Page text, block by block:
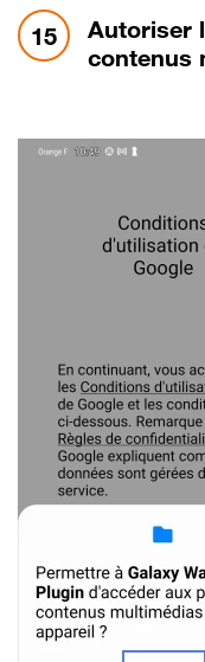
15 étape 15:
Autoriser
contenus